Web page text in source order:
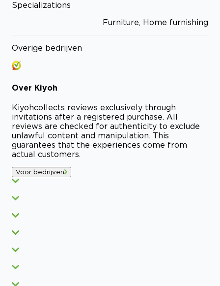
Specializations
Furniture, Home furnishing
Overige bedrijven
Over Kiyoh
Kiyohcollects reviews exclusively through
invitations after a registered purchase. All
reviews are checked for authenticity to exclude
unlawful content and manipulation. This
guarantees that the experiences come from
actual customers.
Voor bedrijven